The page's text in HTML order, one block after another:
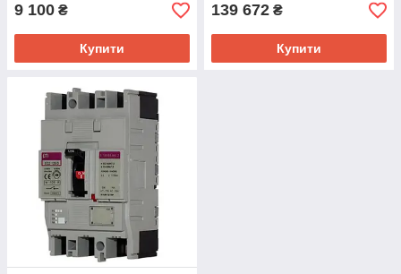
9 100 ₴
Купити
139 672 ₴
Купити